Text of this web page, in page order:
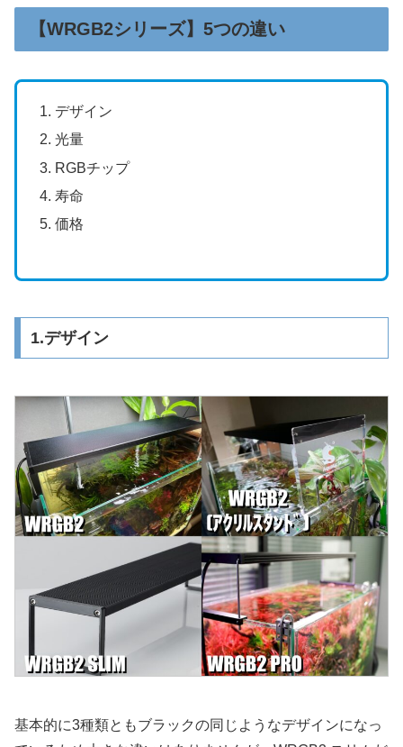
【WRGB2シリーズ】5つの違い
デザイン
光量
RGBチップ
寿命
価格
1.デザイン
基本的に3種類ともブラックの同じようなデザインになっ